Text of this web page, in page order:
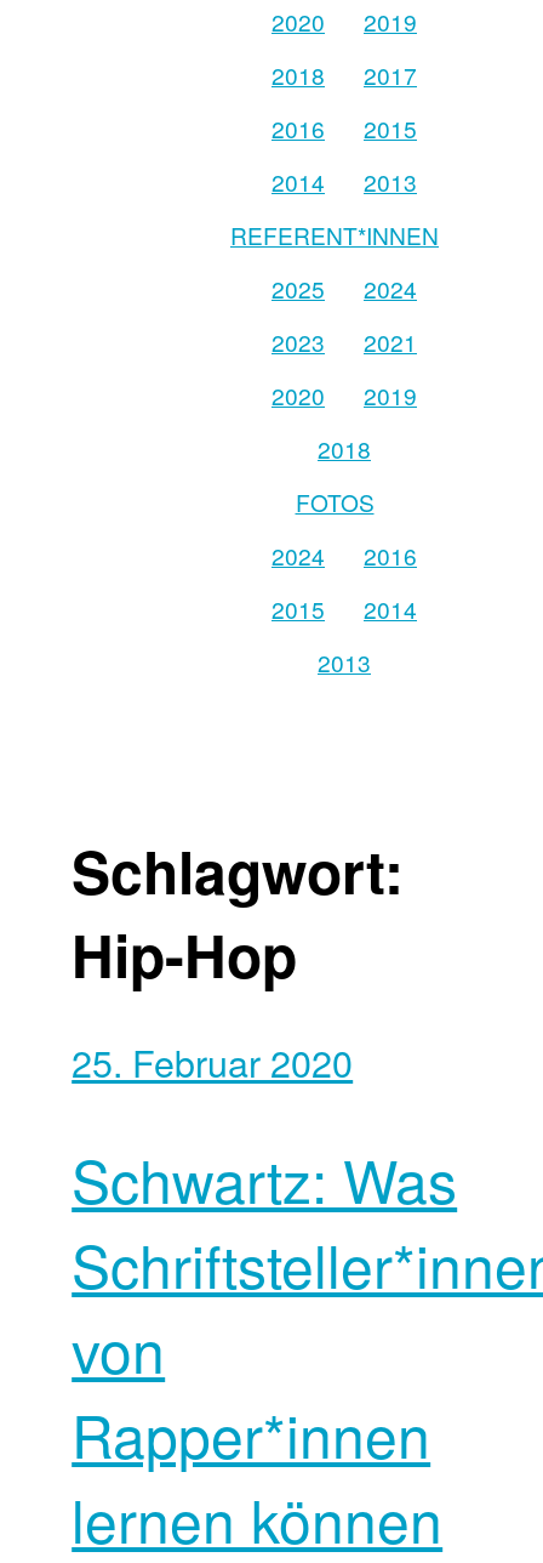
2020
2019
2018
2017
2016
2015
2014
2013
REFERENT*INNEN
2025
2024
2023
2021
2020
2019
2018
FOTOS
2024
2016
2015
2014
2013
Schlagwort:
Hip-Hop
25. Februar 2020
Schwartz: Was
von
Rapper*innen
lernen können